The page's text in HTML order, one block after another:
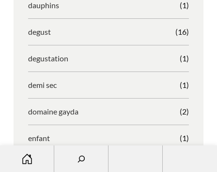
dauphins (1)
degust (16)
degustation (1)
demi sec (1)
domaine gayda (2)
enfant (1)
entreprise